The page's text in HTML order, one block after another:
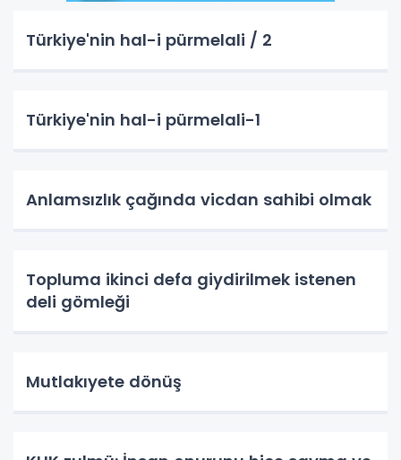
Türkiye'nin hal-i pürmelali / 2
Türkiye'nin hal-i pürmelali-1
Anlamsızlık çağında vicdan sahibi olmak
Topluma ikinci defa giydirilmek istenen
deli gömleği
Mutlakıyete dönüş